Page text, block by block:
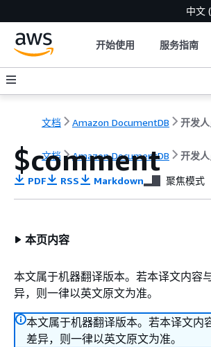
中文
开始使用 服务指南
文档 Amazon DocumentDB 开发
文档 Amazon DocumentDB 开发
$comment
PDF RSS Markdown 聚焦模式
本页内容
本文属于机器翻译版本。若本译文内容
异，则一律以英文原文为准。
本文属于机器翻译版本。若本译文内
差异，则一律以英文原文为准。